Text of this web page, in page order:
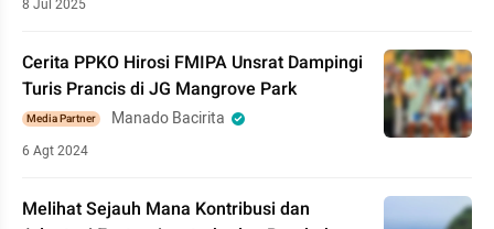
8 Jul 2025
Cerita PPKO Hirosi FMIPA Unsrat Dampingi
Turis Prancis di JG Mangrove Park
Media Partner Manado Bacirita
6 Agt 2024
Melihat Sejauh Mana Kontribusi dan